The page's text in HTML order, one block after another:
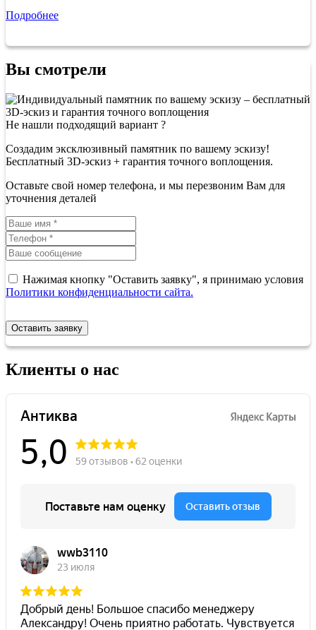
Подробнее
Вы смотрели
Не нашли подходящий вариант ?
Создадим эксклюзивный памятник по вашему эскизу!
Бесплатный 3D-эскиз + гарантия точного воплощения.
Оставьте свой номер телефона, и мы перезвоним Вам для
уточнения деталей
Нажимая кнопку "Оставить заявку", я принимаю условия
Политики конфиденциальности сайта.
Оставить заявку
Клиенты о нас